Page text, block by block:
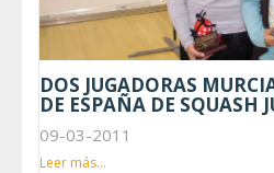
DOS JUGADORAS
DE ESPAÑA DE SQUASH
09-03-2011
Leer más...